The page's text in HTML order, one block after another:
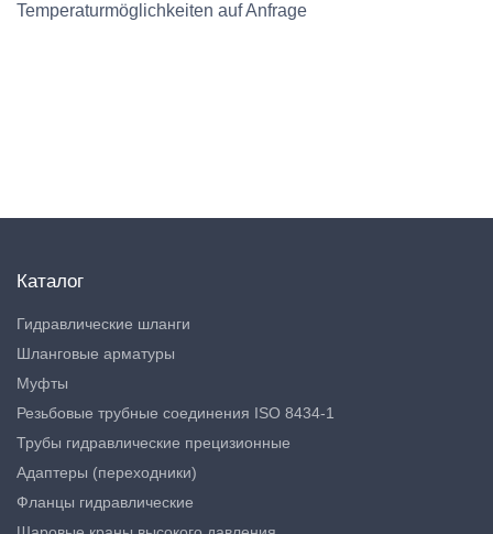
Temperaturmöglichkeiten auf Anfrage
Каталог
Гидравлические шланги
Шланговые арматуры
Муфты
Резьбовые трубные соединения ISO 8434-1
Трубы гидравлические прецизионные
Адаптеры (переходники)
Фланцы гидравлические